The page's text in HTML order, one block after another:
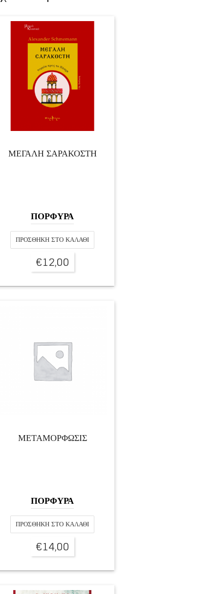
ΜΕΓΑΛΗ ΣΑΡΑΚΟΣΤΗ
ΠΟΡΦΥΡΑ
ΠΡΟΣΘΉΚΗ ΣΤΟ ΚΑΛΆΘΙ
€12,00
ΜΕΤΑΜΟΡΦΩΣΙΣ
ΠΟΡΦΥΡΑ
ΠΡΟΣΘΉΚΗ ΣΤΟ ΚΑΛΆΘΙ
€14,00